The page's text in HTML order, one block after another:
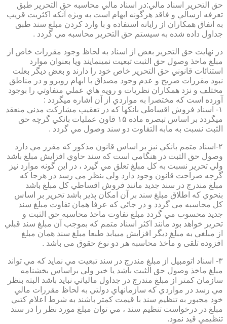
حق التحرير اسناد مالي:در اسناد مالي محاسبه حق التحرير طبق
تعرفه ارسالي و فاقد هرگونه ابهام است به ويژه آنكه اكثريت قريب
به اتفاق همكاران از رايانه استفاده و با وارد كردن مبلغ سند طبق
جداول داده شده به سيستم حق التحرير محاسبه مي گردد .
در نهايت حق التحرير بعض از اسناد به لحاظ وجود مقررات خاص از
مبلغ ماخذ وصول حق الثبت تبعيت نمينمايند ويا بعنوان موارد
استنائات قانوني حق التحرير خاص خود را دارند و بعض ديگر بعلت
نبود مقررات صريح و عدم وجود مصداق با ابهام روبرو و در مناطق
مختلف و نزد همكاران نظريات و رويه هاي عملي متفاوتي را بوجود
آورده است كه مختصرا به مواردي از آن اشاره ميگردد :
۱- اسناد فروش اقساطي بانكها كه در تعقيب مشاركت مدني منعقد
ميگردد بر اساس تبصره ماده ۱۵ قاون عمليات بانكي گرچه حق
الثبت نسبت به مابه التفاوت دو سند وصول مي گردد .
۲-اسناد متمم بانكي نيز بر اساس قانون مذكور كه مقرر مي دارد
وصول حق الثبت در هنگامي است كه سند حاوي افزايش مبلغ باشد
ولي تحرير نسبت به كل مبلغ تعلق مي گيرد ، در اين گونه موارد نيز
گرچه صراحت قانون وجود دارد ولي بنظر مي رسد در هرجا كه
مبلغ مندرج در سند جديد مانند فروش اقساطي كل مبلغ باشد
بنحوي كه اطلاق مبلغ سند بر آن امكان پذير باشد تحرير بر اساس
كل محاسبه مي گردد و در جائي كه عرفا همان تفاوت مبلغ سند
جديد محسوب مي گردد مبلغ تفاوت ماخذ محاسبه حق الثبت و
تحرير خواهد بود مانند اكثر اسناد متمم كه بموجب آن مبلغ سند قبلي
از مبلغي به مبلغ ديگر افزايش مييابد طبعا مبلغ سند همان مبلغ
افزوده تلقی و مأخذ محاسبه هر دو نوع حقوق می باشد .
۳- اسناد اتومبيل از مبلغ مندرج در سند تبعيت مي نمايد كه مي تواند
مبلغ ماخذ وصول حق الثبت باشد يا خير ولي براساس بخشنامه
سازمان كمتر از مبلغ مندرج در جداول مالياتي نبايد باشد البته بنظر
مي رسد در مواردي كه سازمانهاي دولتي به لحاظ مقررات مالي
خود مجبور به تنظيم سند با قيمت كمتر باشند به شرط اعلام كتبي
مبلغ در درخواست تنظيم سند ، مي توان مبلغ مورد نظر را در سند
تنظيمي قيد نمود.